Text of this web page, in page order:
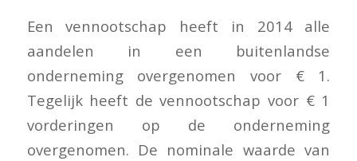
Een vennootschap heeft in 2014 alle
aandelen in een buitenlandse
onderneming overgenomen voor € 1.
Tegelijk heeft de vennootschap voor € 1
vorderingen op de onderneming
overgenomen. De nominale waarde van